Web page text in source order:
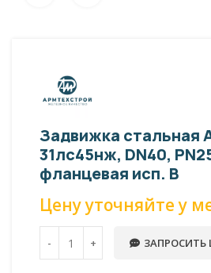
Задвижка стальная
31лс45нж, DN40,
фланцевая исп. В
Цену уточняйте у
ЗАПРОСИТЬ